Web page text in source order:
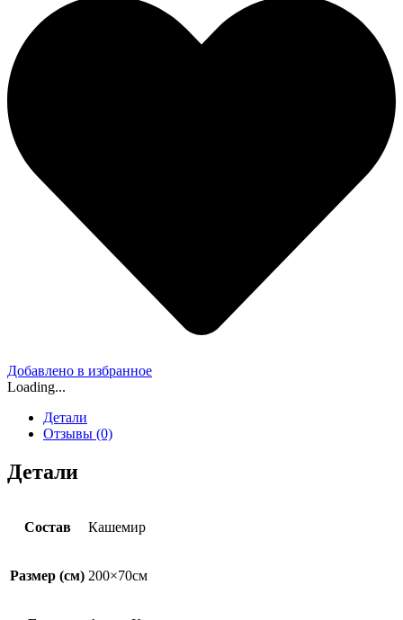
Добавлено в избранное
Loading...
Детали
Отзывы (0)
Детали
Состав Кашемир
Размер (см) 200×70см